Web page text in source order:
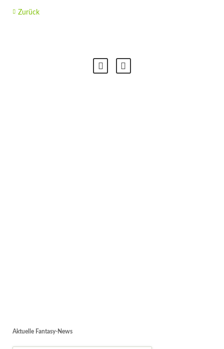
Zurück
Aktuelle Fantasy-News